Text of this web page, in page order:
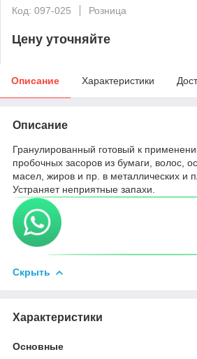
Код: 097-025
Розница
Цену уточняйте
Описание Характеристики
Описание
Гранулированный готовый к
пробочных засоров из бумаги, волос,
масел, жиров и пр. в металлических и
Устраняет неприятные запахи.
Скрыть
Характеристики
Основные